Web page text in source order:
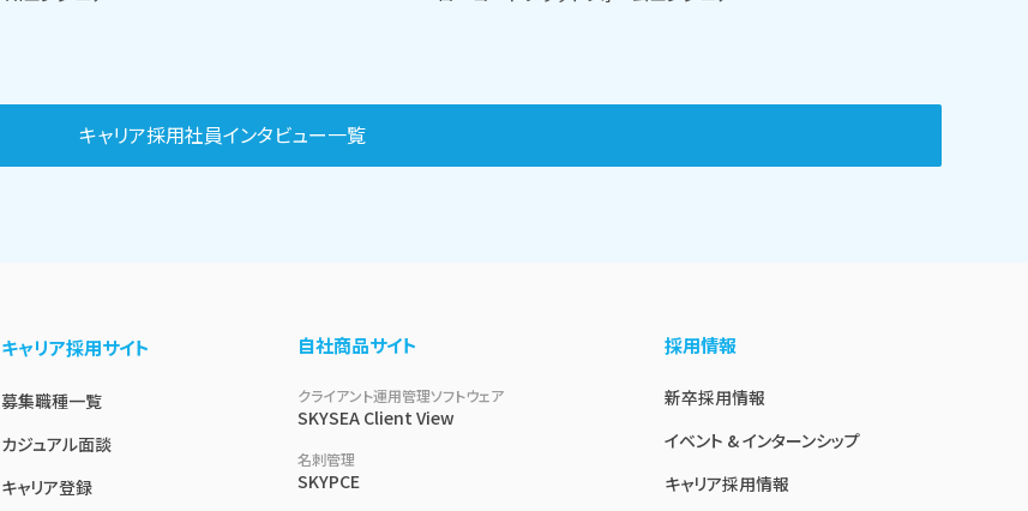
キャリア採用社員インタビュー一覧
キャリア採用サイト
募集職種一覧
カジュアル面談
キャリア登録
自社商品サイト
クライアント運用管理ソフトウェア
SKYSEA Client View
名刺管理
SKYPCE
採用情報
新卒採用情報
イベント & インターンシップ
キャリア採用情報